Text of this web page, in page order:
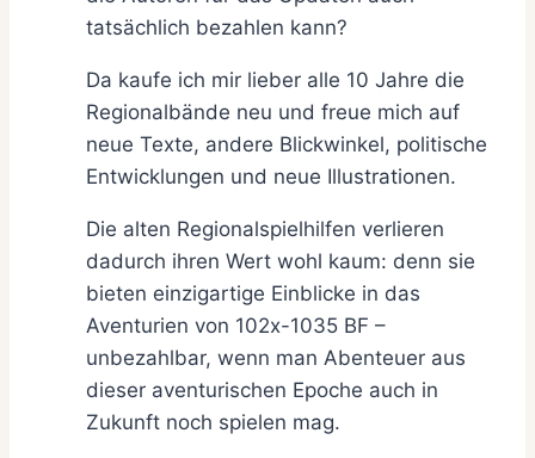
tatsächlich bezahlen kann?
Da kaufe ich mir lieber alle 10 Jahre die
Regionalbände neu und freue mich auf
neue Texte, andere Blickwinkel, politische
Entwicklungen und neue Illustrationen.
Die alten Regionalspielhilfen verlieren
dadurch ihren Wert wohl kaum: denn sie
bieten einzigartige Einblicke in das
Aventurien von 102x-1035 BF –
unbezahlbar, wenn man Abenteuer aus
dieser aventurischen Epoche auch in
Zukunft noch spielen mag.